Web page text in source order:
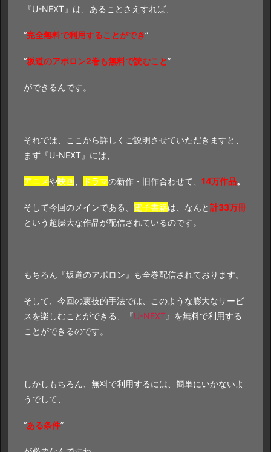
『U-NEXT』は、あることさえすれば、
“完全無料で利用することができ”
“坂道のアポロン2巻も無料で読むこと”
ができるんです。
それでは、ここから詳しくご説明させていただきますと、
まず『U-NEXT』には、
アニメや映画 ドラマの新作・旧作合わせて、 14万作品。
そして今回のメインである、 電子書籍は、なんと計33万冊
という超膨大な作品が配信されているのです。
もちろん『坂道のアポロン』も全巻配信されております。
そして、今回の裏技的手法では、このような膨大なサービ
スを楽しむことができる、『U-NEXT』を無料で利用する
ことができるのです。
しかしもちろん、無料で利用するには、簡単にいかないよ
うでして、
“ある条件”